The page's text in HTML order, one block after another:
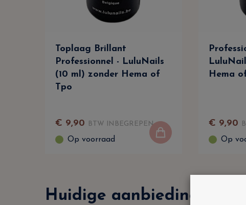
Toplaag Brillant
Professionnel - LuluNails
(10 ml) zonder Hema of
Tpo
€ 9,90 BTW INBEGREPEN
Op voorraad
Hema
€ 9,90
Op
Huidige aanbiedingen